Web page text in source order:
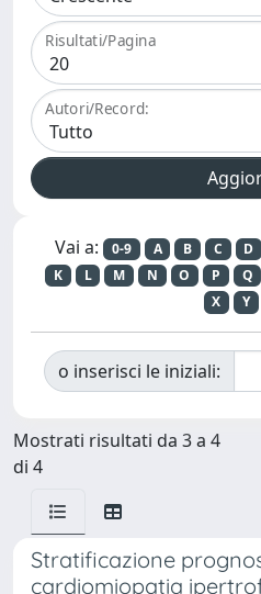
Risultati/Pagina
Autori/Record:
Vai a: 0-9 A B C D
K
L M N O P Q
X
Y
o inserisci le iniziali:
Mostrati risultati da 3 a 4
di 4
Stratificazione
cardiomiopatia